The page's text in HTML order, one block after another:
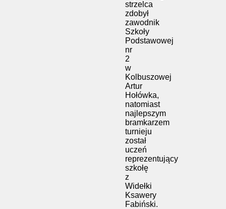
strzelca
zdobył
zawodnik
Szkoły
Podstawowej
nr
2
w
Kolbuszowej
Artur
Hołówka,
natomiast
najlepszym
bramkarzem
turnieju
został
uczeń
reprezentujący
szkołę
z
Widełki
Ksawery
Fabiński.